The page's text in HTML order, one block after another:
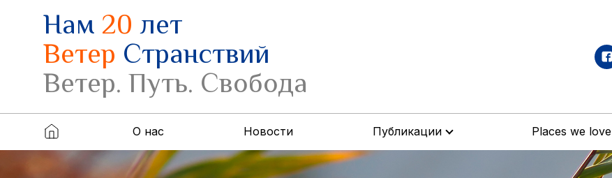
Нам20лет
Ветер Странствий
Ветер. Путь. Свобода
О нас Новости Публикации Places we love